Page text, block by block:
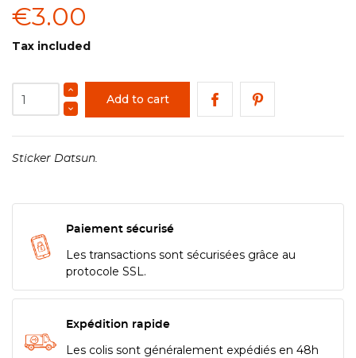
€3.00
Tax included
Add to cart
Sticker Datsun.
Paiement sécurisé
Les transactions sont sécurisées grâce au
protocole SSL.
Expédition rapide
Les colis sont généralement expédiés en 48h